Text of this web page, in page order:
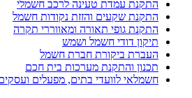
התקנת עמדת טעינה לרכב חשמלי
התקנת שקעים והזזת נקודות חשמל
התקנת גופי תאורה ומאווררי תקרה
תיקון דודי חשמל ושמש
העברת ביקורת חברת חשמל
תכנון והתקנת מערכות בית חכם
חשמלאי לוועדי בתים, מפעלים